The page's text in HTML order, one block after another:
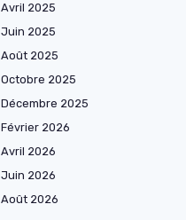
Avril 2025
Juin 2025
Août 2025
Octobre 2025
Décembre 2025
Février 2026
Avril 2026
Juin 2026
Août 2026